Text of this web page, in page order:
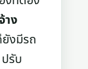
าง
งมีรถ
รับ